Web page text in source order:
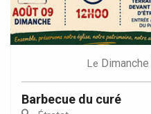
Le Dimanche
Barbecue du curé